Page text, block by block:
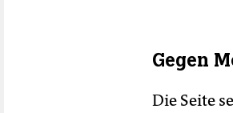
Gegen
Die Seite